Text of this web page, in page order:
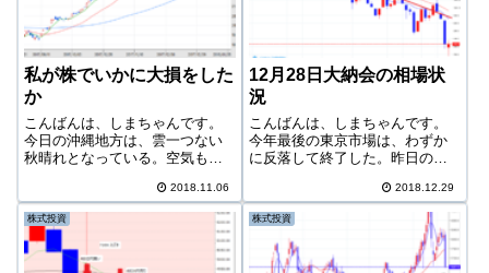
私が株でいかに大損をした
か
こんばんは、しまちゃんです。
今日の沖縄地方は、雲一つない
秋晴れとなっている。空気も澄
たいだ。これは今朝9時の私の長
男。痩せてノックアウトされた
曙ではない。まさにスマホの影
響だ！昨日の夜は映画を見てい
た。これでも受...
2018.11.06
12月28日大納会の相場状
況
こんばんは、しまちゃんです。
今年最後の東京市場は、わずか
に反落して終了した。昨日のダ
と期待したが、だらだらと下げ
る展開。しかし大引け間際、ま
るで「何か」に蹴飛ばされるよ
うにいきなりチャートがジャン
プして20,00...
2018.12.29
株式投資 株式投資